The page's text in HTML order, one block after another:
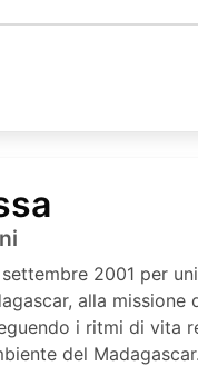
2001 per
alla missione
i ritmi di vita
del